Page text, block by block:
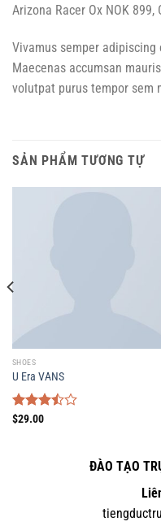
Arizona Racer Ox NOK 899,
Vivamus semper
Maecenas accumsan
volutpat purus tempor sem
SẢN PHẨM TƯƠNG TỰ
SHOES
U Era VANS
Được
$29.00
ĐÀO TẠO